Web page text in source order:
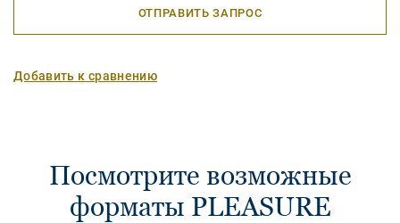
ОТПРАВИТЬ ЗАПРОС
Добавить к сравнению
Посмотрите возможные
форматы PLEASURE